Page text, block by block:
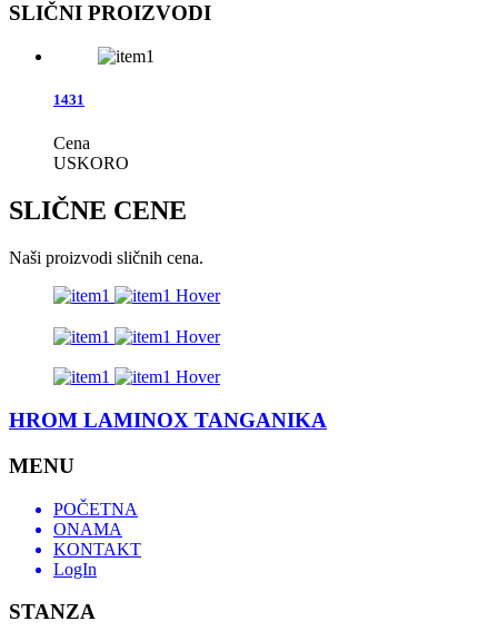
SLIČNI PROIZVODI
1431
Cena
USKORO
SLIČNE CENE
Naši proizvodi sličnih cena.
HROM LAMINOX TANGANIKA
MENU
POČETNA
ONAMA
KONTAKT
LogIn
STANZA